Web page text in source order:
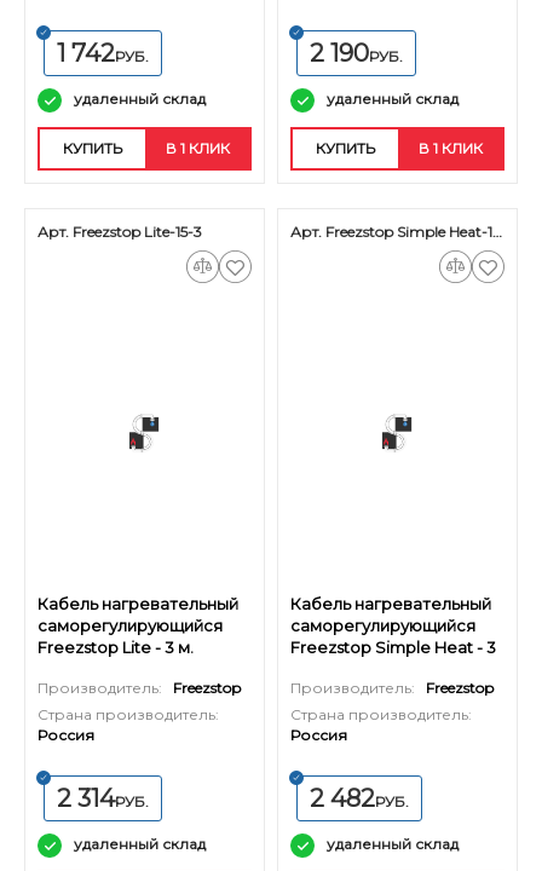
1 742РУБ.
удаленный склад
КУПИТЬ В 1 КЛИК
2 190РУБ.
удаленный склад
КУПИТЬ В 1 КЛИК
Арт. Freezstop Lite-15-3
Кабель нагревательный
саморегулирующийся
Freezstop Lite - 3 м.
Производитель:
Freezstop
Страна производитель:
Россия
2 314РУБ.
удаленный склад
Арт. Freezstop Simple Heat-18-3
Кабель нагревательный
саморегулирующийся
Freezstop Simple Heat - 3
Производитель:
Freezstop
Страна производитель:
Россия
2 482РУБ.
удаленный склад